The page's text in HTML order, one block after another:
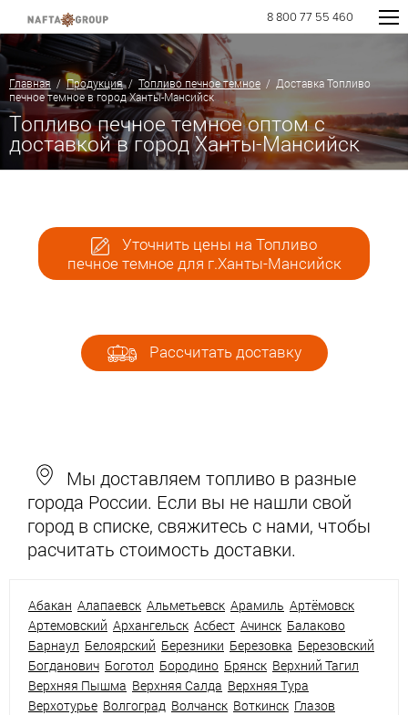
8 800 77 55 460
Главная /Продукция/ Топливо печное темное / Доставка Топливо
печное темное в город Ханты-Мансийск
Топливо печное темное оптом с
доставкой в город Ханты-Мансийск
Уточнить цены на Топливо
печное темное для г.Ханты-Мансийск
Рассчитать доставку
Мы доставляем топливо в разные
города России. Если вы не нашли свой
город в списке, свяжитесь с нами, чтобы
расчитать стоимость доставки.
Абакан Алапаевск Альметьевск Арамиль Артёмовск
Артемовский Архангельск Асбест Ачинск Балаково
Барнаул Белоярский Березники Березовка Березовский
Богданович Боготол Бородино Брянск Верхний Тагил
Верхняя Пышма Верхняя Салда Верхняя Тура
Верхотурье Волгоград Волчанск Воткинск Глазов